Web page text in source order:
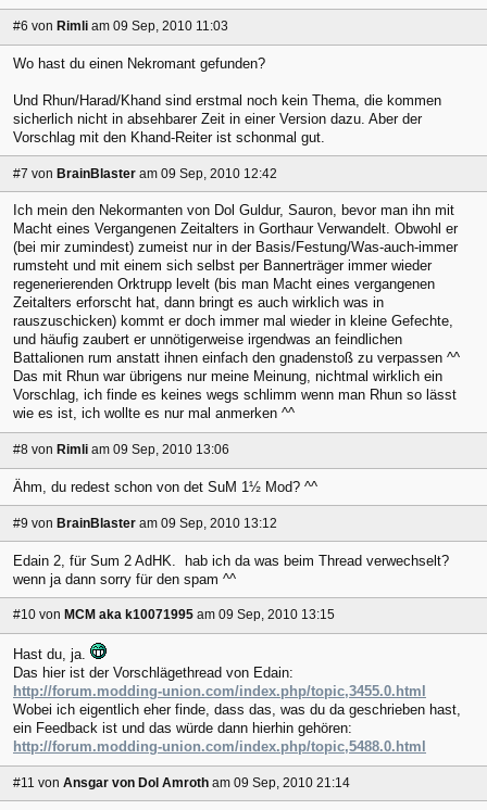
#6 von Rimli am 09 Sep, 2010 11:03
Wo hast du einen Nekromant gefunden?
Und Rhun/Harad/Khand sind erstmal noch kein Thema, die kommen
sicherlich nicht in absehbarer Zeit in einer Version dazu. Aber der
Vorschlag mit den Khand-Reiter ist schonmal gut.
#7 von BrainBlaster am 09 Sep, 2010 12:42
Ich mein den Nekormanten von Dol Guldur, Sauron, bevor man ihn mit
Macht eines Vergangenen Zeitalters in Gorthaur Verwandelt. Obwohl er
(bei mir zumindest) zumeist nur in der Basis/Festung/Was-auch-immer
rumsteht und mit einem sich selbst per Bannerträger immer wieder
regenerierenden Orktrupp levelt (bis man Macht eines vergangenen
Zeitalters erforscht hat, dann bringt es auch wirklich was in
rauszuschicken) kommt er doch immer mal wieder in kleine Gefechte,
und häufig zaubert er unnötigerweise irgendwas an feindlichen
Battalionen rum anstatt ihnen einfach den gnadenstoß zu verpassen ^^
Das mit Rhun war übrigens nur meine Meinung, nichtmal wirklich ein
Vorschlag, ich finde es keines wegs schlimm wenn man Rhun so lässt
wie es ist, ich wollte es nur mal anmerken ^^
#8 von Rimli am 09 Sep, 2010 13:06
Ähm, du redest schon von det SuM 1½ Mod? ^^
#9 von BrainBlaster am 09 Sep, 2010 13:12
Edain 2, für Sum 2 AdHK. hab ich da was beim Thread verwechselt?
wenn ja dann sorry für den spam ^^
#10 von MCM aka k10071995 am 09 Sep, 2010 13:15
Hast du, ja.
Das hier ist der Vorschlägethread von Edain:
http://forum.modding-union.com/index.php/topic,3455.0.html
Wobei ich eigentlich eher finde, dass das, was du da geschrieben hast,
ein Feedback ist und das würde dann hierhin gehören:
http://forum.modding-union.com/index.php/topic,5488.0.html
#11 von Ansgar von Dol Amroth am 09 Sep, 2010 21:14